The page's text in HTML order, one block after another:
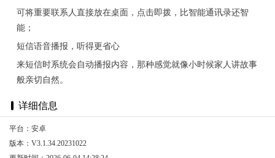
可将重要联系人直接放在桌面，点击即拨，比智能通讯录还智
能；
短信语音播报，听得更省心
来短信时系统会自动播报内容，那种感觉就像小时候家人讲故事
般亲切自然。
详细信息
平台：安卓
版本：V3.1.34.20231022